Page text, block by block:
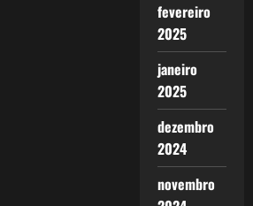
fevereiro
2025
janeiro
2025
dezembro
2024
novembro